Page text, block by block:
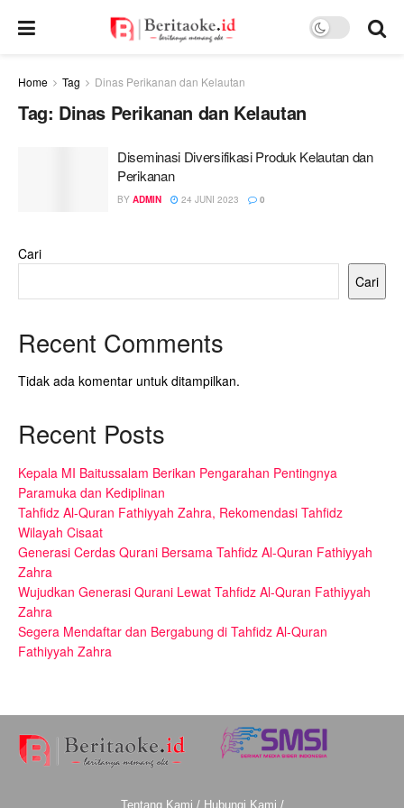
Home Tag Dinas Perikanan dan Kelautan
Tag: Dinas Perikanan dan Kelautan
Diseminasi Diversifikasi Produk Kelautan dan
Perikanan
BY ADMIN 24 JUNI 2023 0
Cari
Cari
Recent Comments
Tidak ada komentar untuk ditampilkan.
Recent Posts
Kepala MI Baitussalam Berikan Pengarahan Pentingnya
Paramuka dan Kediplinan
Tahfidz Al-Quran Fathiyyah Zahra, Rekomendasi Tahfidz
Wilayah Cisaat
Generasi Cerdas Qurani Bersama Tahfidz Al-Quran Fathiyyah
Zahra
Wujudkan Generasi Qurani Lewat Tahfidz Al-Quran Fathiyyah
Zahra
Segera Mendaftar dan Bergabung di Tahfidz Al-Quran
Fathiyyah Zahra
Tentang Kami / Hubungi Kami /